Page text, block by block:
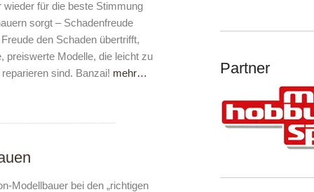
für die beste Stimmung
sorgt – Schadenfreude
den Schaden übertrifft,
preiswerte Modelle, die leicht zu
sind. Banzai! mehr…
Modellbauer bei den „richtigen
Partner